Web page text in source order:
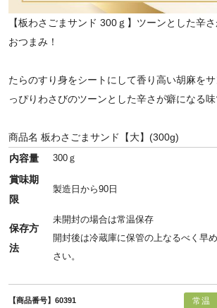
【板わさごまサンド 300ｇ】ツーンとした辛
おつまみ！
たらのすり身をシートにして香り高い胡麻を
っぴりわさびのツーンとした辛さが癖になる味
商品名 板わさごまサンド【大】(300g)
内容量
300ｇ
賞味期
限
製造日から90日
保存方
法
未開封の場合は常温保存
開封後は冷蔵庫に保管の上なるべく早
さい。
【商品番号】60391 常温